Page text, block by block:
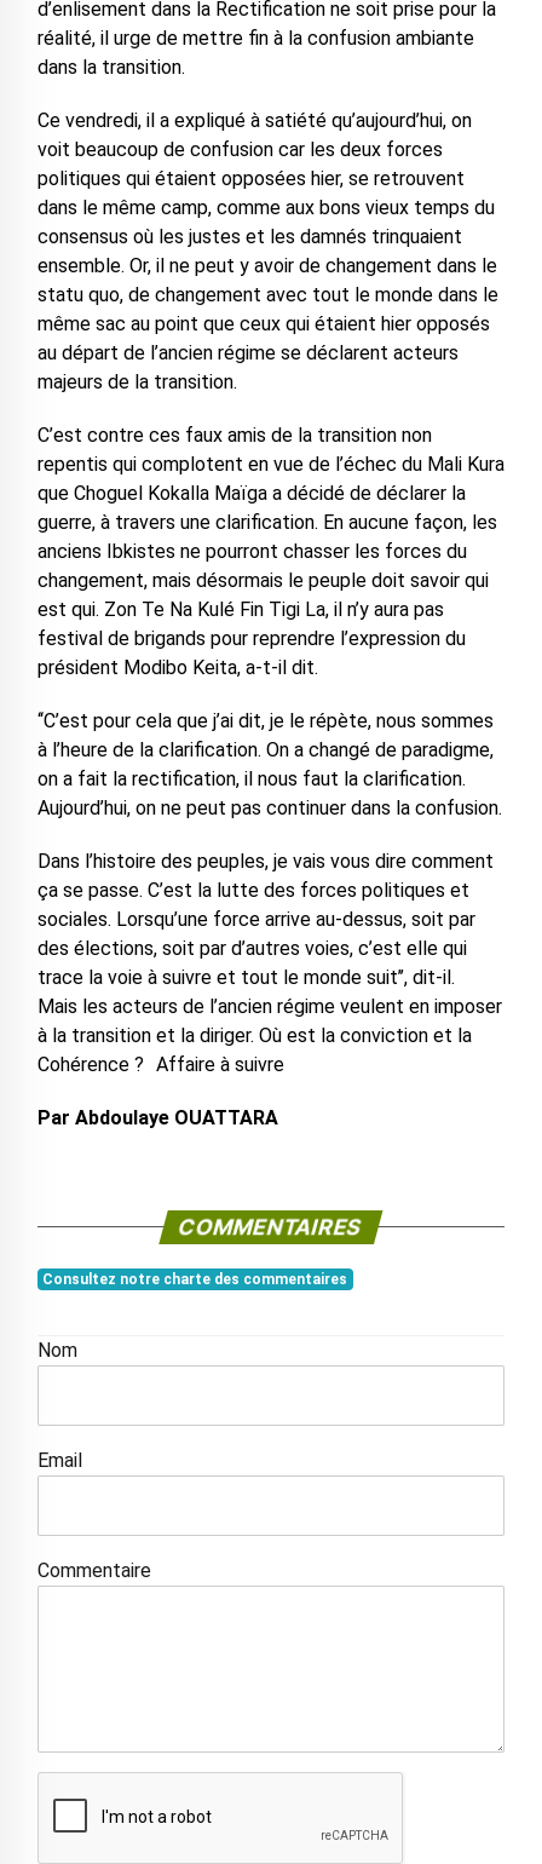
d’enlisement dans la Rectification ne soit prise pour la
réalité, il urge de mettre fin à la confusion ambiante
dans la transition.
Ce vendredi, il a expliqué à satiété qu’aujourd’hui, on
voit beaucoup de confusion car les deux forces
politiques qui étaient opposées hier, se retrouvent
dans le même camp, comme aux bons vieux temps du
consensus où les justes et les damnés trinquaient
ensemble. Or, il ne peut y avoir de changement dans le
statu quo, de changement avec tout le monde dans le
même sac au point que ceux qui étaient hier opposés
au départ de l’ancien régime se déclarent acteurs
majeurs de la transition.
C’est contre ces faux amis de la transition non
repentis qui complotent en vue de l’échec du Mali Kura
que Choguel Kokalla Maïga a décidé de déclarer la
guerre, à travers une clarification. En aucune façon, les
anciens Ibkistes ne pourront chasser les forces du
changement, mais désormais le peuple doit savoir qui
est qui. Zon Te Na Kulé Fin Tigi La, il n’y aura pas
festival de brigands pour reprendre l’expression du
président Modibo Keita, a-t-il dit.
‘‘C’est pour cela que j’ai dit, je le répète, nous sommes
à l’heure de la clarification. On a changé de paradigme,
on a fait la rectification, il nous faut la clarification.
Aujourd’hui, on ne peut pas continuer dans la confusion.
Dans l’histoire des peuples, je vais vous dire comment
ça se passe. C’est la lutte des forces politiques et
sociales. Lorsqu’une force arrive au-dessus, soit par
des élections, soit par d’autres voies, c’est elle qui
trace la voie à suivre et tout le monde suit’’, dit-il.
Mais les acteurs de l’ancien régime veulent en imposer
à la transition et la diriger. Où est la conviction et la
Cohérence ? Affaire à suivre
Par Abdoulaye OUATTARA
COMMENTAIRES
Consultez notre charte des commentaires
Nom
Email
Commentaire